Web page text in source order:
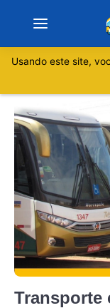
Sobre
Minas
São Paulo
Rio de
Espírito
Paraná
Usando este site,
Transporte